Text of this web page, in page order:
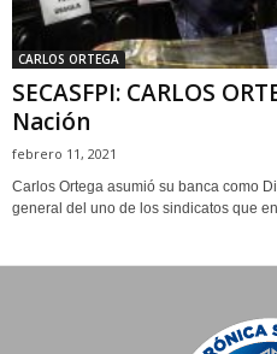
CARLOS ORTEGA
SECASFPI: CARLOS
Nación
febrero 11, 2021
Carlos Ortega asumió su banca como
general del uno de los sindicatos que